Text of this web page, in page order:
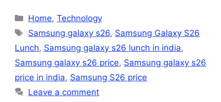
Categories
Home,Technology
Tags
Samsung galaxy s26, Samsung Galaxy S26
Lunch, Samsung galaxy s26 lunch in india,
Samsung galaxy s26 price, Samsung galaxy s26
price in india, Samsung S26 price
Leave a comment